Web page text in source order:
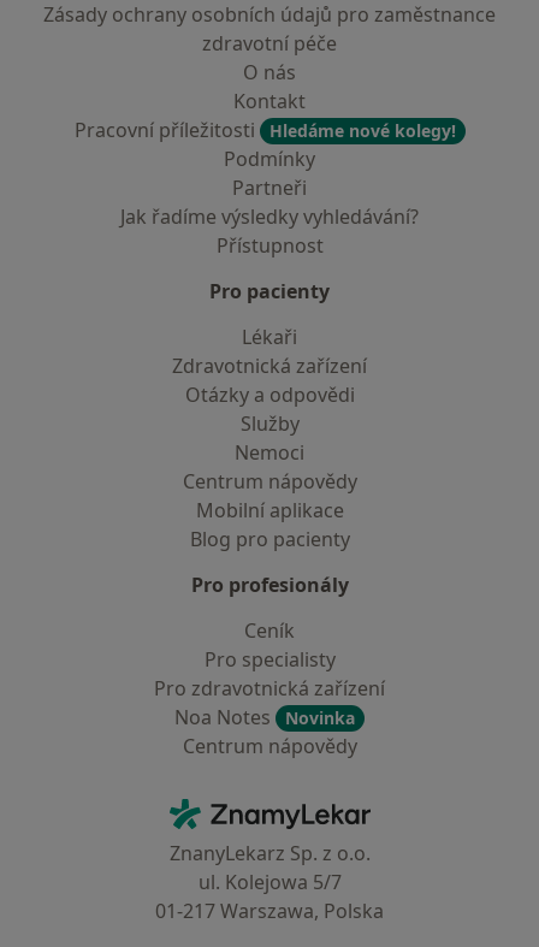
Zásady ochrany osobních údajů pro zaměstnance
zdravotní péče
O nás
Kontakt
Pracovní příležitosti
Hledáme nové kolegy!
Podmínky
Partneři
Jak řadíme výsledky vyhledávání?
Přístupnost
Pro pacienty
Lékaři
Zdravotnická zařízení
Otázky a odpovědi
Služby
Nemoci
Centrum nápovědy
Mobilní aplikace
Blog pro pacienty
Pro profesionály
Ceník
Pro specialisty
Pro zdravotnická zařízení
Noa Notes
Novinka
Centrum nápovědy
ZnamyLekar - Hlavní stránka
ZnanyLekarz Sp. z o.o.
ul. Kolejowa 5/7
01-217 Warszawa, Polska